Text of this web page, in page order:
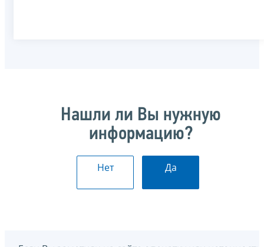
Нашли ли Вы нужную
информацию?
Нет Да